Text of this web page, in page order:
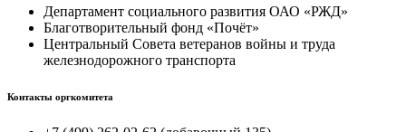
Департамент социального развития ОАО «РЖД»
Благотворительный фонд «Почёт»
Центральный Совета ветеранов войны и труда
железнодорожного транспорта
Контакты оргкомитета